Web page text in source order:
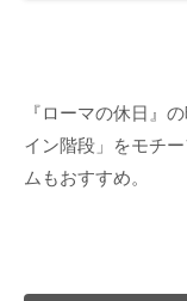
『ローマの休日』
イン階段」をモチ
ムもおすすめ。